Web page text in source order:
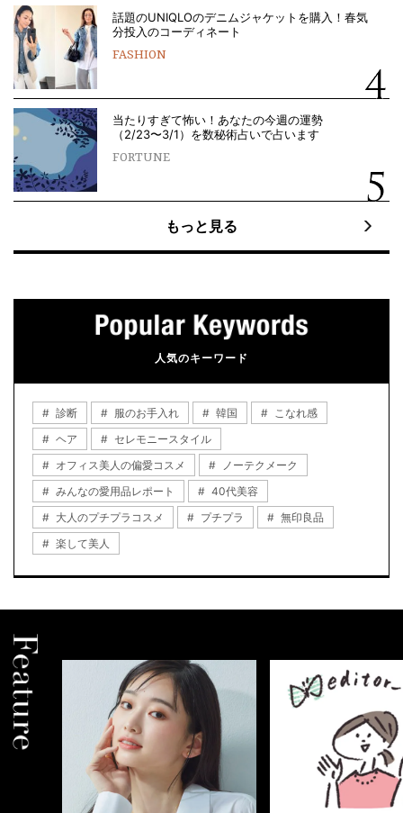
話題のUNIQLOのデニムジャケットを購入！春気
分投入のコーディネート
FASHION
当たりすぎて怖い！あなたの今週の運勢
（2/23〜3/1）を数秘術占いで占います
FORTUNE
もっと見る
人気のキーワード
診断 服のお手入れ 韓国
こなれ感
ヘア
セレモニースタイル
オフィス美人の偏愛コスメ
ノーテクメーク
みんなの愛用品レポート
40代美容
大人のプチプラコスメ
プチプラ
無印良品
楽して美人